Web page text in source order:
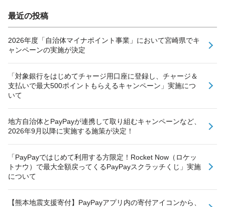
最近の投稿
2026年度「自治体マイナポイント事業」において宮崎県でキ
ャンペーンの実施が決定
「対象銀行をはじめてチャージ用口座に登録し、チャージ＆
支払いで最大500ポイントもらえるキャンペーン」実施につ
いて
地方自治体とPayPayが連携して取り組むキャンペーンなど、
2026年9月以降に実施する施策が決定！
「PayPayではじめて利用する方限定！Rocket Now（ロケッ
トナウ）で最大全額戻ってくるPayPayスクラッチくじ」実施
について
【熊本地震支援寄付】PayPayアプリ内の寄付アイコンから、